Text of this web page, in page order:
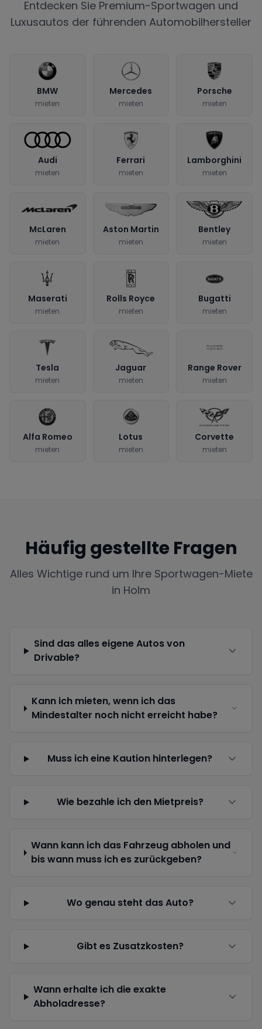
Entdecken Sie Premium-Sportwagen und
Luxusautos der führenden Automobilhersteller
BMW
mieten
Mercedes
mieten
Porsche
mieten
Audi
mieten
Ferrari
mieten
Lamborghini
mieten
McLaren
mieten
Aston Martin
mieten
Bentley
mieten
Maserati
mieten
Rolls Royce
mieten
Bugatti
mieten
Tesla
mieten
Jaguar
mieten
Range Rover
mieten
Alfa Romeo
mieten
Lotus
mieten
Corvette
mieten
Häufig gestellte Fragen
Alles Wichtige rund um Ihre Sportwagen-Miete
in Holm
Sind das alles eigene Autos von
Drivable?
Kann ich mieten, wenn ich das
Mindestalter noch nicht erreicht habe?
Muss ich eine Kaution hinterlegen?
Wie bezahle ich den Mietpreis?
Wann kann ich das Fahrzeug abholen und
bis wann muss ich es zurückgeben?
Wo genau steht das Auto?
Gibt es Zusatzkosten?
Wann erhalte ich die exakte
Abholadresse?